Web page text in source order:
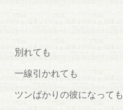
別れても
一線引かれても
ツンばかりの彼になっても